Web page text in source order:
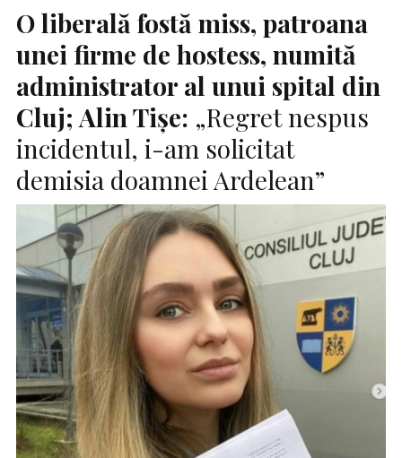
O liberală fostă miss, patroana
unei firme de hostess, numită
administrator al unui spital din
Cluj; Alin Tişe: „Regret nespus
incidentul, i-am solicitat
demisia doamnei Ardelean”